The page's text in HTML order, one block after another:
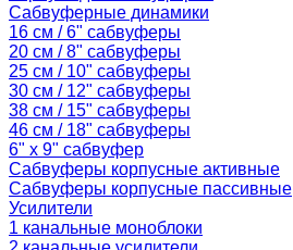
Сабвуферные динамики
16 см / 6" сабвуферы
20 см / 8" сабвуферы
25 см / 10" сабвуферы
30 см / 12" сабвуферы
38 см / 15" сабвуферы
46 см / 18" сабвуферы
6" x 9" сабвуфер
Сабвуферы корпусные активные
Сабвуферы корпусные пассивные
Усилители
1 канальные моноблоки